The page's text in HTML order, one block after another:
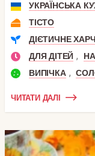
УКРАЇНСЬКА
ТІСТО
ДІЄТИЧНЕ
ДЛЯ ДІТЕЙ ,
ВИПІЧКА ,
ЧИТАТИ ДАЛІ